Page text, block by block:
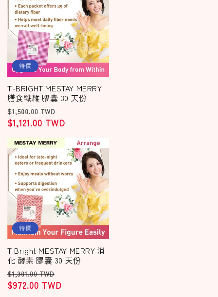
特價
T-BRIGHT MESTAY MERRY
膳食纖維 膠囊 30 天份
定
價
$1,500.00 TWD
價
$1,121.00 TWD
特價
T Bright MESTAY MERRY 消
化 酵素 膠囊 30 天份
定
價
$1,301.00 TWD
價
$972.00 TWD